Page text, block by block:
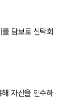
담보로 신탁회
자산을 인수하